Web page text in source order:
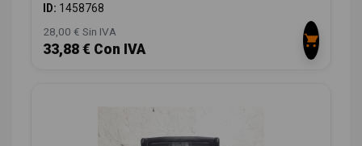
ID: 1458768
28,00 € Sin IVA
33,88 € Con IVA